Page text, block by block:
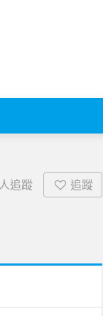
人追蹤 追蹤